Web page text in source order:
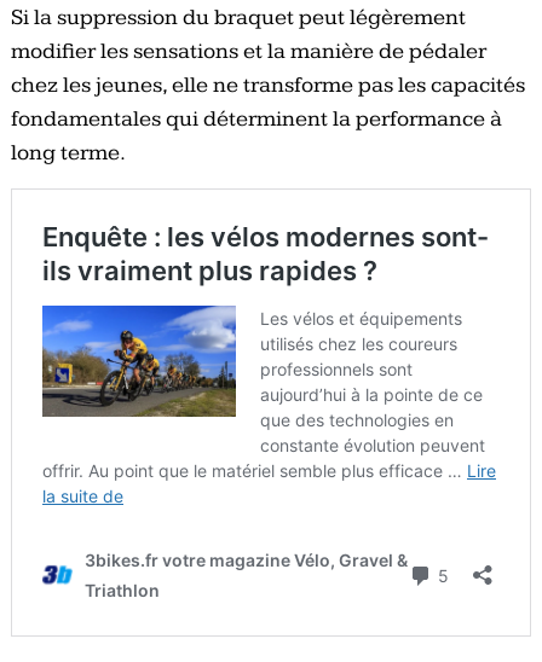
Si la suppression du braquet peut légèrement
modifier les sensations et la manière de pédaler
chez les jeunes, elle ne transforme pas les capacités
fondamentales qui déterminent la performance à
long terme.